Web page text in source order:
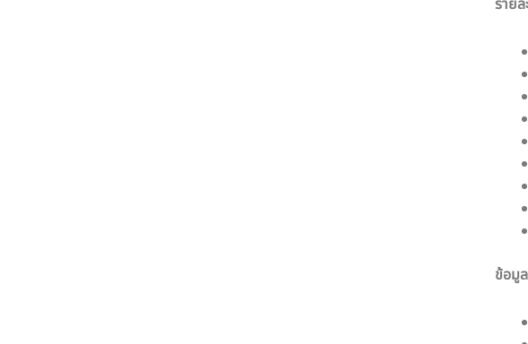
ราย
ข้อมู